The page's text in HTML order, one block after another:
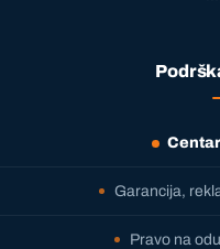
Garancija,
Pravo na